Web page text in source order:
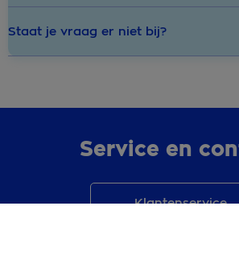
Staat je vraag er niet bij?
Service en
Klantenservice